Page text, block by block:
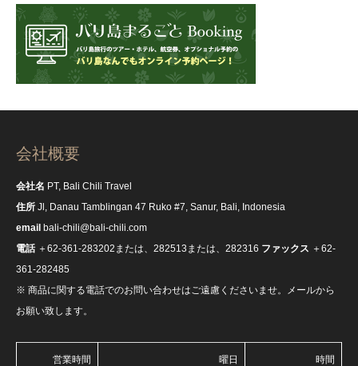
会社概要
会社名 PT, Bali Chili Travel
住所 Jl, Danau Tamblingan 47 Ruko #7, Sanur, Bali, Indonesia
email bali-chili@bali-chili.com
電話＋62-361-283202または、282513または、282316 ファックス ＋62-
361-282485
※ 商品に関する電話でのお問い合わせはご遠慮くださいませ。メールから
お願い致します。
営業時間 曜日 時間